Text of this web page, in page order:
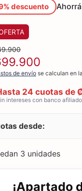
descuento
de envío se calculan en
24 cuotas de
intereses con banco afiliado
desde:
3 unidades
¡Apartado